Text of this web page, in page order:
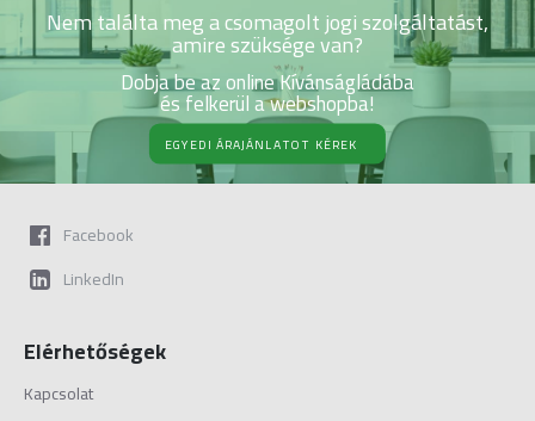
Nem találta meg a csomagolt jogi szolgáltatást,
amire szüksége van?
Dobja be az online Kívánságládába
és felkerül a webshopba!
EGYEDI ÁRAJÁNLATOT KÉREK
Facebook
LinkedIn
Elérhetőségek
Kapcsolat